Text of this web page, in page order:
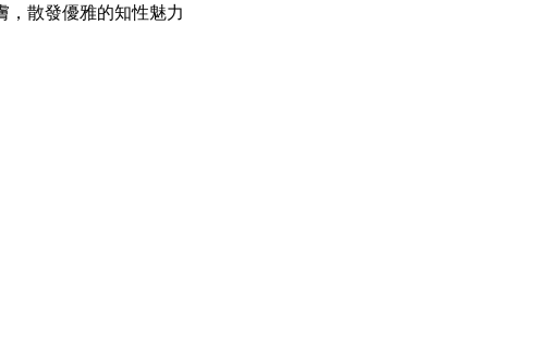
散發優雅的知性魅力